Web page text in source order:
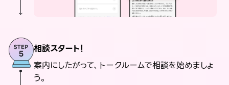
相談スタート！
案内にしたがって、トークルームで相談を始めましょ
う。